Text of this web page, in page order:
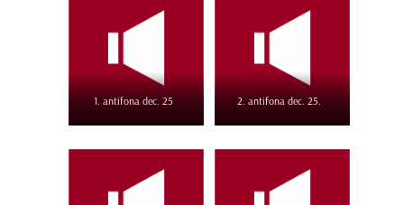
1. antifona dec. 25 2. antifona dec. 25.